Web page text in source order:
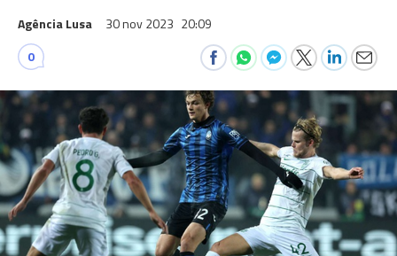
Agência Lusa 30 nov 2023 20:09
0